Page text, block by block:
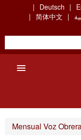
Deutsch
简体中文
Mensual Voz